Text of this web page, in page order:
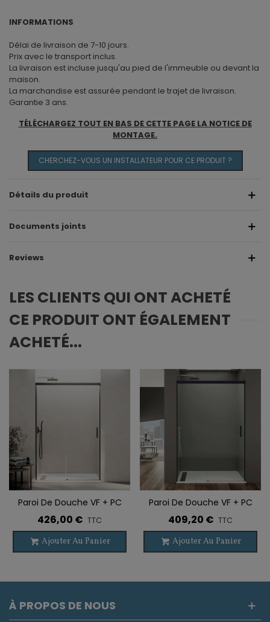
INFORMATIONS
Délai de livraison de 7-10 jours.
Prix avec le transport inclus.
La livraison est incluse jusqu'au pied de l'immeuble ou devant la
maison.
La marchandise est assurée pendant le trajet de livraison.
Garantie 3 ans.
TÉLÉCHARGEZ TOUT EN BAS DE CETTE PAGE LA NOTICE DE
MONTAGE.
CHERCHEZ-VOUS UN INSTALLATEUR POUR CE PRODUIT ?
Détails du produit
Documents joints
Reviews
LES CLIENTS QUI ONT ACHETÉ
CE PRODUIT ONT ÉGALEMENT
ACHETÉ...
Paroi De Douche VF + PC
BASIC TITANE
426,00 € TTC
Ajouter Au Panier
Paroi De Douche VF + PC
BASIC NOIR
409,20 € TTC
Ajouter Au Panier
À PROPOS DE NOUS